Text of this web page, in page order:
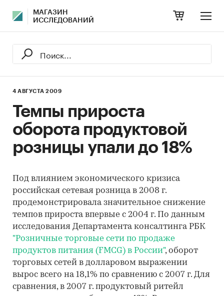
МАГАЗИН
ИССЛЕДОВАНИЙ
4 АВГУСТА 2009
Темпы прироста
оборота продуктовой
розницы упали до 18%
Под влиянием экономического кризиса
российская сетевая розница в 2008 г.
продемонстрировала значительное снижение
темпов прироста впервые с 2004 г. По данным
исследования Департамента консалтинга РБК
"Розничные торговые сети по продаже
продуктов питания (FMCG) в России", оборот
торговых сетей в долларовом выражении
вырос всего на 18,1% по сравнению с 2007 г. Для
сравнения, в 2007 г. продуктовый ритейл